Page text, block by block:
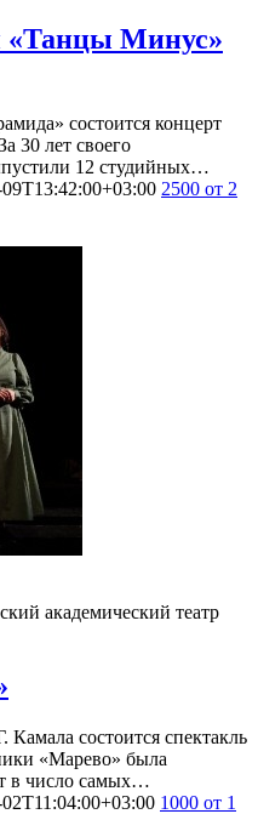
«Танцы Минус»
состоится концерт
30 лет своего
12 студийных…
2500 от 2
академический театр
Камала состоится спектакль
«Марево» была
в число самых…
1000 от 1